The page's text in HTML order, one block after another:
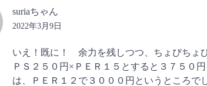
suriaちゃん
2022年3月9日
いえ！既に！ 余力を残しつつ、ちょびちょ
ＰＳ２５０円×ＰＥＲ１５とすると３７５０
は、ＰＥＲ１２で３０００円というところで